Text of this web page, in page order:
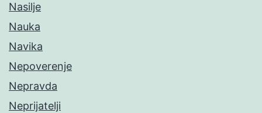
Nasilje
Nauka
Navika
Nepoverenje
Nepravda
Neprijatelji